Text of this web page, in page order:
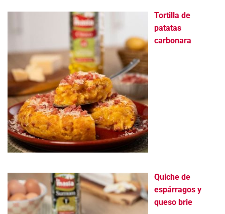
Tortilla de
patatas
carbonara
Quiche de
espárragos y
queso brie